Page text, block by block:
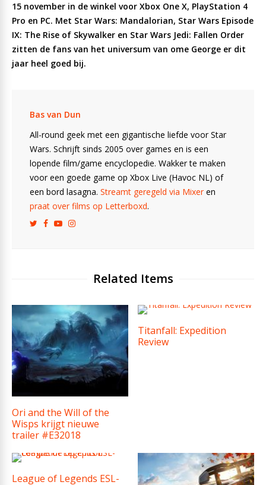
15 november in de winkel voor Xbox One X, PlayStation 4
Pro en PC. Met Star Wars: Mandalorian, Star Wars Episode
IX: The Rise of Skywalker en Star Wars Jedi: Fallen Order
zitten de fans van het universum van ome George er dit
jaar heel goed bij.
Bas van Dun
All-round geek met een gigantische liefde voor Star
Wars. Schrijft sinds 2005 over games en is een
lopende film/game encyclopedie. Wakker te maken
voor een goede game op Xbox Live (Havoc NL) of
een bord lasagna. Streamt geregeld via Mixeren
praat over films op Letterboxd.
Related Items
Ori and the Will of the
Wisps krijgt nieuwe
trailer #E32018
Titanfall: Expedition
Review
League of Legends ESL-